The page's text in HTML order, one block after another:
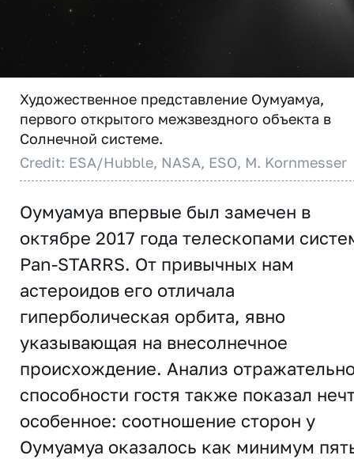
Художественное представление Оумуамуа,
первого открытого межзвездного объекта в
Солнечной системе.
Credit: ESA/Hubble, NASA, ESO, M. Kornmesser
Оумуамуа впервые был замечен в
октябре 2017 года телескопами
Pan-STARRS. От привычных нам
астероидов его отличала
гиперболическая орбита, явно
указывающая на внесолнечное
происхождение. Анализ
способности гостя также показал
особенное: соотношение сторон у
Оумуамуа оказалось как минимум